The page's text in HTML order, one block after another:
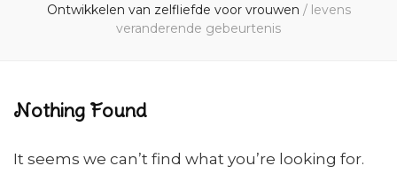
Ontwikkelen van zelfliefde voor vrouwen / levens
veranderende gebeurtenis
Nothing Found
It seems we can’t find what you’re looking for.